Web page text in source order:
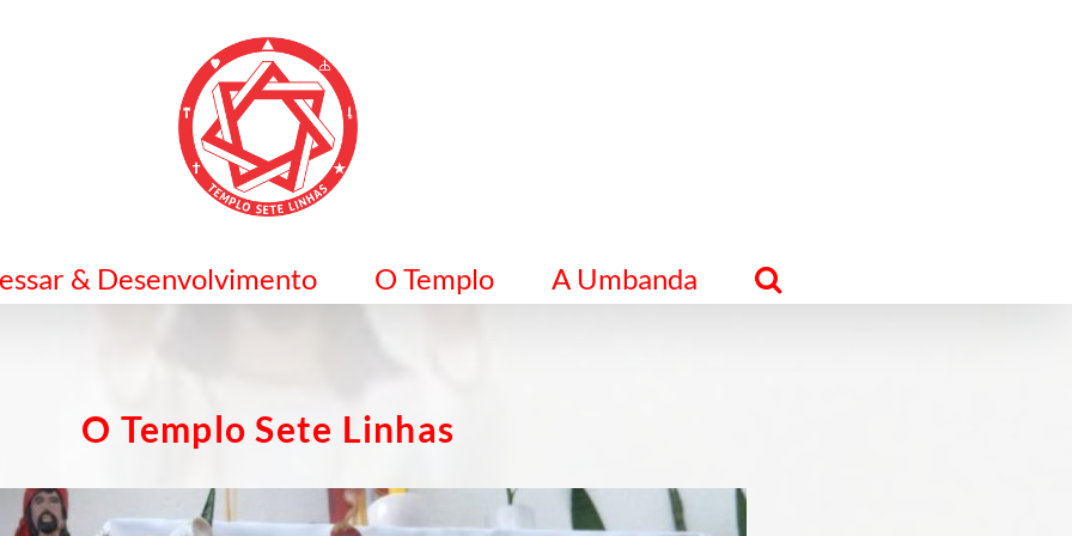
& Desenvolvimento O Templo A Umbanda
O Templo Sete Linhas